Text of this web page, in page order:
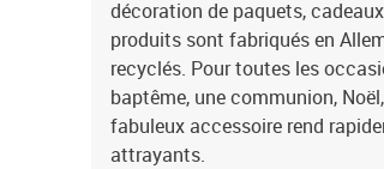
décoration de paquets,
produits sont fabriqués en
recyclés. Pour toutes les
baptême, une communion,
fabuleux accessoire rend
attrayants.